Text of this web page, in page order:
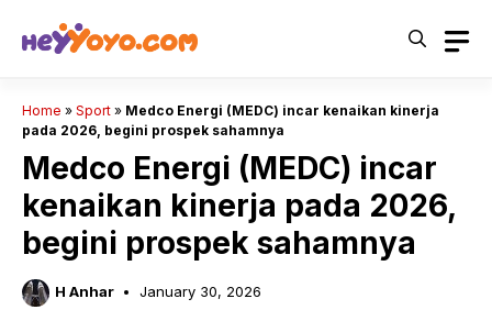
Home » Sport » Medco Energi (MEDC) incar kenaikan kinerja
pada 2026, begini prospek sahamnya
Medco Energi (MEDC) incar
kenaikan kinerja pada 2026,
begini prospek sahamnya
H Anhar January 30, 2026